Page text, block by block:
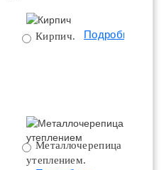
Кирпич. Подробнее
Металлочерепица с
утеплением.